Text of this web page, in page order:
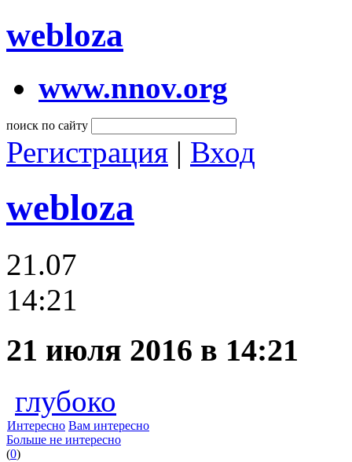
webloza
www.nnov.org
поиск по сайту
Регистрация | Вход
webloza
21.07
14:21
21 июля 2016 в 14:21
глубоко
Интересно Вам интересно
Больше не интересно
(0)